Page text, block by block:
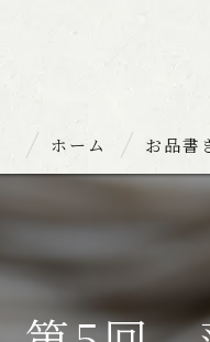
ホーム お品書